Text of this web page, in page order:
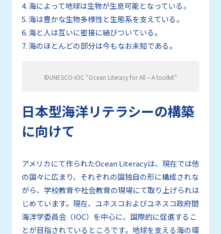
4. 海によって地球は生物が生息可能となっている。
5. 海は豊かな生物多様性と生態系を支えている。
6. 海と人は互いに密接に結びついている。
7. 海のほとんどの部分は今もなお未知である。
©UNESCO-IOC “Ocean Literacy for All – A toolkit”
日本型海洋リテラシーの構築
に向けて
アメリカにて作られたOcean Literacyは、現在では他
の国々に広まり、それぞれの国独自の形に構成されな
がら、学校教育や社会教育の現場にて取り上げられは
じめています。現在、ユネスコおよびユネスコ政府間
海洋学委員会（IOC）を中心に、国際的に促進するこ
とが目指されているところです。地球を支える海の環